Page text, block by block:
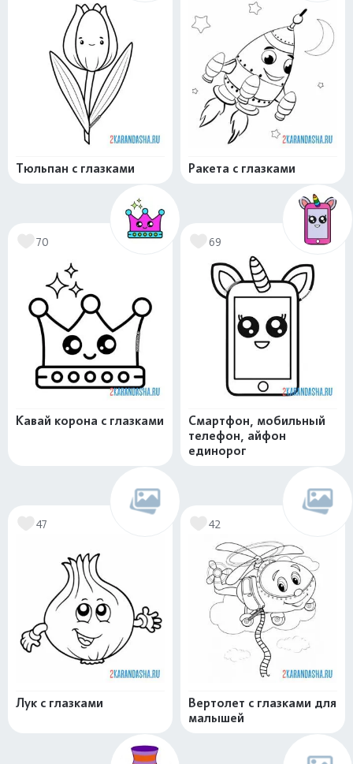
Тюльпан с глазками Ракета с глазками
70
Кавай корона с глазками
69
Смартфон, мобильный
телефон, айфон
единорог
47
Лук с глазками
42
Вертолет с глазками для
малышей